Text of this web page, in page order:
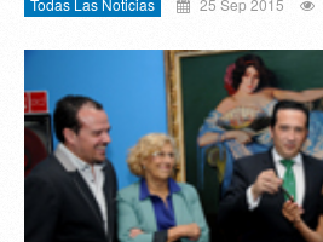
Todas Las Noticias 25 Sep 2015